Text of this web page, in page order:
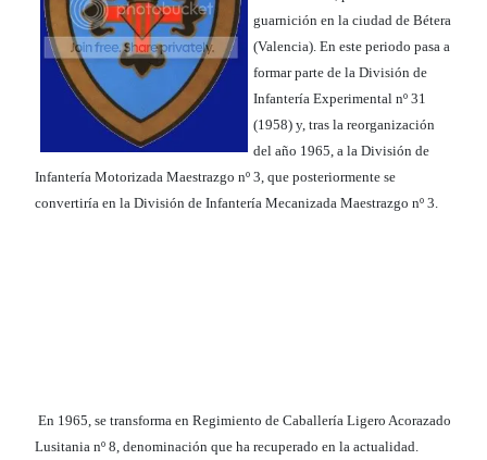
guarnición en la ciudad de Bétera
(Valencia). En este periodo pasa a
formar parte de la División de
Infantería Experimental nº 31
(1958) y, tras la reorganización
del año 1965, a la División de
Infantería Motorizada Maestrazgo nº 3, que posteriormente se
convertiría en la División de Infantería Mecanizada Maestrazgo nº 3.
En 1965, se transforma en Regimiento de Caballería Ligero Acorazado
Lusitania nº 8, denominación que ha recuperado en la actualidad.